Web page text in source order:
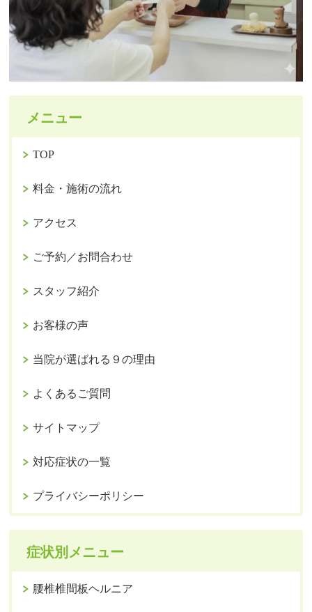
メニュー
TOP
料金・施術の流れ
アクセス
ご予約／お問合わせ
スタッフ紹介
お客様の声
当院が選ばれる９の理由
よくあるご質問
サイトマップ
対応症状の一覧
プライバシーポリシー
症状別メニュー
腰椎椎間板ヘルニア